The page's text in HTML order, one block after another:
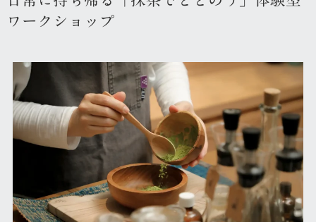
ワークショップ